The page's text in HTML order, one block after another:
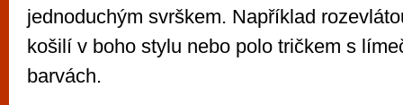
jednoduchým svrškem. Například
košilí v boho stylu nebo polo tričkem s
barvách.